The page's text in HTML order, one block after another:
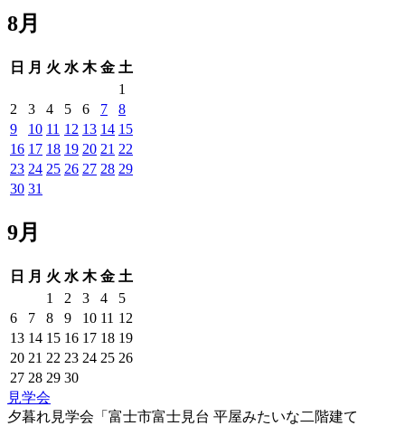
8月
日 月 火 水 木 金 土
1
2
3 4 5 6 7
8
9
10 11 12 13 14 15
16 17 18 19 20 21 22
23 24 25 26 27 28 29
30 31
9月
日 月 火 水 木 金 土
1
2 3 4
5
6
7 8 9 10 11 12
13 14 15 16 17 18 19
20 21 22 23 24 25 26
27 28 29 30
見学会
夕暮れ見学会「富士市富士見台 平屋みたいな二階建て